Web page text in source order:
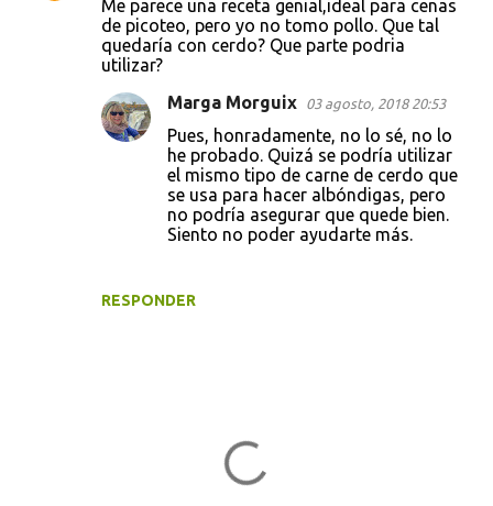
Me parece una receta genial,ideal para cenas
de picoteo, pero yo no tomo pollo. Que tal
quedaría con cerdo? Que parte podria
utilizar?
RESPONDER
Marga Morguix 03 agosto, 2018 20:53
Pues, honradamente, no lo sé, no lo
he probado. Quizá se podría utilizar
el mismo tipo de carne de cerdo que
se usa para hacer albóndigas, pero
no podría asegurar que quede bien.
Siento no poder ayudarte más.